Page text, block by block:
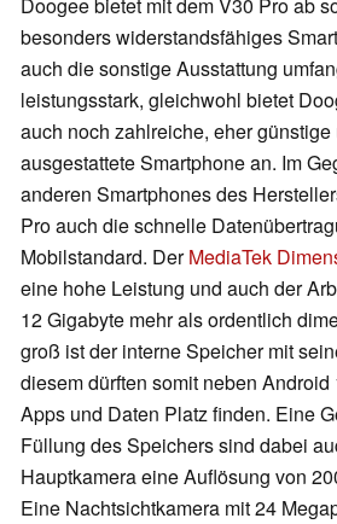
besonders widerstandsfähiges
auch die sonstige Ausstattung
leistungsstark, gleichwohl bietet
auch noch zahlreiche, eher günstige
ausgestattete Smartphone an. Im
anderen Smartphones des
Pro auch die schnelle
Mobilstandard. DerMediaTek
eine hohe Leistung und auch der
12 Gigabyte mehr als ordentlich
groß ist der interne Speicher mit
diesem dürften somit neben
Apps und Daten Platz finden. Eine
Füllung des Speichers sind dabei
Hauptkamera eine Auflösung von
Eine Nachtsichtkamera mit 24